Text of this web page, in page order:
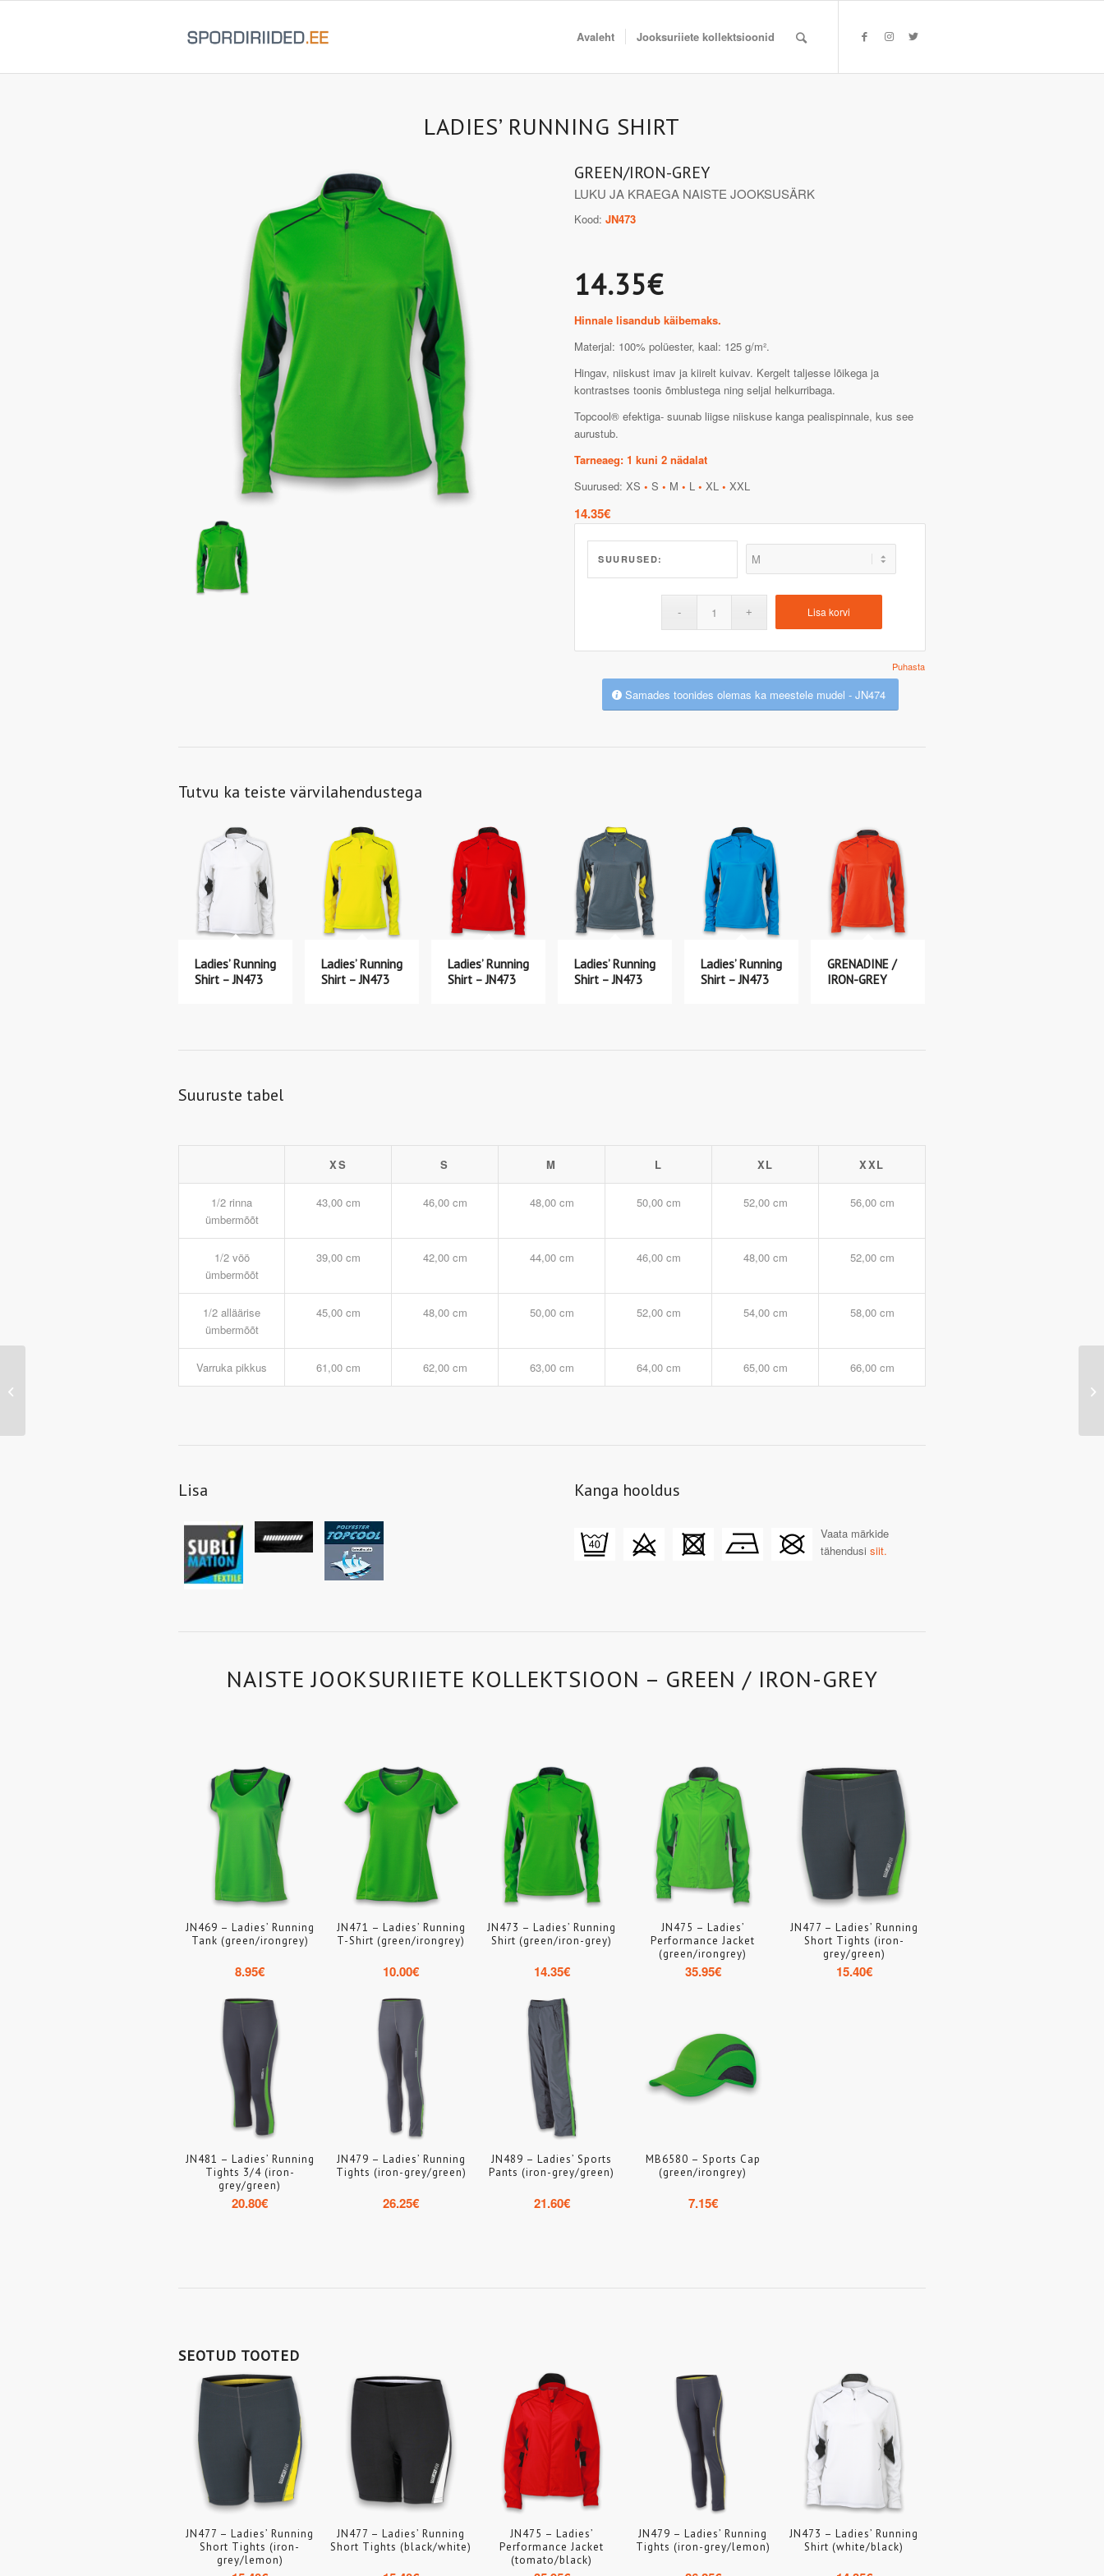
Avaleht Jooksuriiete kollektsioonid
LADIES’ RUNNING SHIRT
GREEN/IRON-GREY
LUKU JA KRAEGA NAISTE JOOKSUSÄRK
Kood:JN473
14.35€
Hinnale lisandub käibemaks.
Materjal: 100% polüester, kaal: 125 g/m².
Hingav, niiskust imav ja kiirelt kuivav. Kergelt taljesse lõikega ja
kontrastses toonis õmblustega ning seljal helkurribaga.
Topcool® efektiga- suunab liigse niiskuse kanga pealispinnale, kus see
aurustub.
Tarneaeg: 1 kuni 2 nädalat
Suurused: XS• S• M• L• XL• XXL
14.35€
SUURUSED:
Puhasta
Lisa korvi
Samades toonides olemas ka meestele mudel - JN474
Tutvu ka teiste värvilahendustega
Ladies’ Running
Shirt – JN473
Ladies’ Running
Shirt – JN473
Ladies’ Running
Shirt – JN473
Ladies’ Running
Shirt – JN473
Ladies’ Running
Shirt – JN473
GRENADINE /
IRON-GREY
Suuruste tabel
XS S M L XL XXL
1/2 rinna
ümbermõõt
43,00 cm 46,00 cm 48,00 cm 50,00 cm 52,00 cm 56,00 cm
1/2 vöö
ümbermõõt
39,00 cm 42,00 cm 44,00 cm 46,00 cm 48,00 cm 52,00 cm
1/2 alläärise
ümbermõõt
45,00 cm 48,00 cm 50,00 cm 52,00 cm 54,00 cm 58,00 cm
Varruka pikkus 61,00 cm 62,00 cm 63,00 cm 64,00 cm 65,00 cm 66,00 cm
Lisa Kanga hooldus
Vaata märkide
tähendusisiit.
NAISTE JOOKSURIIETE KOLLEKTSIOON – GREEN / IRON-GREY
JN469 – Ladies’ Running
Tank (green/irongrey)
8.95€
JN471 – Ladies’ Running
T-Shirt (green/irongrey)
10.00€
JN473 – Ladies’ Running
Shirt (green/iron-grey)
14.35€
JN475 – Ladies’
Performance Jacket
(green/irongrey)
35.95€
JN477 – Ladies’ Running
Short Tights (iron-
grey/green)
15.40€
JN481 – Ladies’ Running
Tights 3/4 (iron-
grey/green)
20.80€
JN479 – Ladies’ Running
Tights (iron-grey/green)
26.25€
JN489 – Ladies’ Sports
Pants (iron-grey/green)
21.60€
MB6580 – Sports Cap
(green/irongrey)
7.15€
SEOTUD TOOTED
JN477 – Ladies’ Running
Short Tights (iron-
grey/lemon)
JN477 – Ladies’ Running
Short Tights (black/white)
JN475 – Ladies’
Performance Jacket
(tomato/black)
JN479 – Ladies’ Running
Tights (iron-grey/lemon)
JN473 – Ladies’ Running
Shirt (white/black)